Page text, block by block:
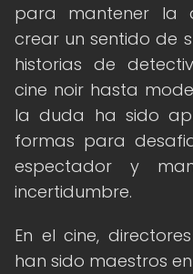
para mantener la
crear un sentido de
historias de
cine noir hasta
la duda ha sido
formas para
espectador y
incertidumbre.
En el cine,
han sido maestros